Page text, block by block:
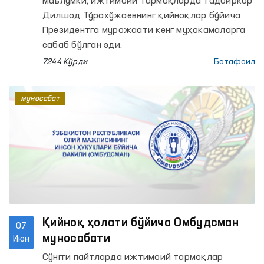
муносабати
Дилшод Тўрахўжаевнинг қийноқлар бўйича
Президентга мурожаати кенг муҳокамаларга
сабаб бўлган эди.
7244 Кўрди Батафсил
07
Июн
Қийноқ ҳолати бўйича Омбудсман
муносабати
Сўнгги пайтларда ижтимоий тармоқлар
муносабат